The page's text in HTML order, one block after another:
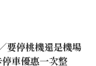
要停桃機還是機場
車優惠一次整